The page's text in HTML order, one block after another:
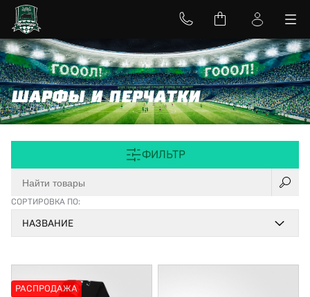
ШАРФЫ И ПЕРЧАТКИ
ФИЛЬТР
СОРТИРОВКА ПО:
НАЗВАНИЕ
РАСПРОДАЖА